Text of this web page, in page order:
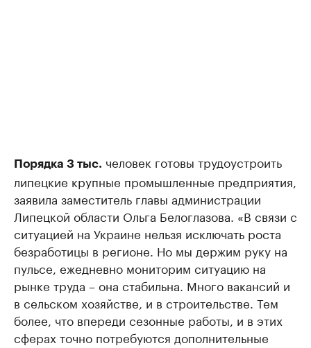
Порядка 3 тыс. человек готовы трудоустроить
липецкие крупные промышленные предприятия,
заявила заместитель главы администрации
Липецкой области Ольга Белоглазова. «В связи с
ситуацией на Украине нельзя исключать роста
безработицы в регионе. Но мы держим руку на
пульсе, ежедневно мониторим ситуацию на
рынке труда – она стабильна. Много вакансий и
в сельском хозяйстве, и в строительстве. Тем
более, что впереди сезонные работы, и в этих
сферах точно потребуются дополнительные